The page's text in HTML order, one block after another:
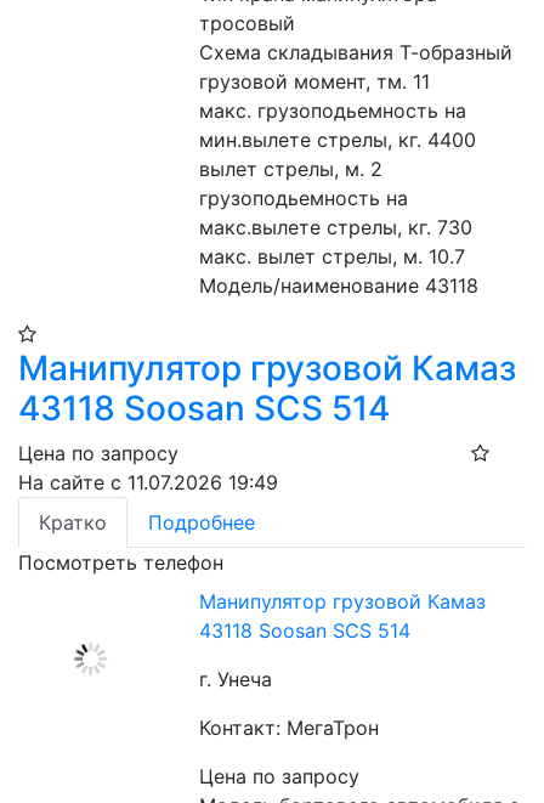
тросовый
Схема складывания Т-образный
грузовой момент, тм. 11
макс. грузоподьемность на
мин.вылете стрелы, кг. 4400
вылет стрелы, м. 2
грузоподьемность на
макс.вылете стрелы, кг. 730
макс. вылет стрелы, м. 10.7
Модель/наименование 43118
Манипулятор грузовой Камаз
43118 Soosan SCS 514
Цена по запросу
На сайте с 11.07.2026 19:49
Кратко
Подробнее
Посмотреть телефон
Манипулятор грузовой Камаз
43118 Soosan SCS 514
г. Унеча
Контакт: МегаТрон
Цена по запросу